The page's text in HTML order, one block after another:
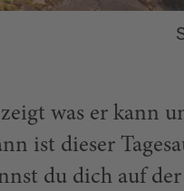
was er kann
ist dieser
du dich auf